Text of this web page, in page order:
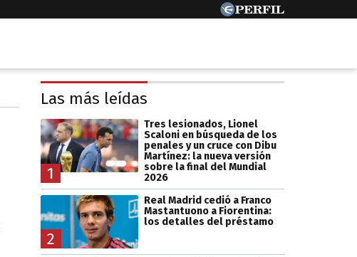
Las más leídas
1
Tres lesionados, Lionel
Scaloni en búsqueda de los
penales y un cruce con Dibu
Martínez: la nueva versión
sobre la final del Mundial
2026
2
Real Madrid cedió a Franco
Mastantuono a Fiorentina:
los detalles del préstamo